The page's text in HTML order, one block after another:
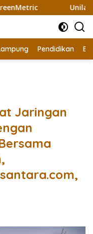
Unila
Pendidikan
Jaringan